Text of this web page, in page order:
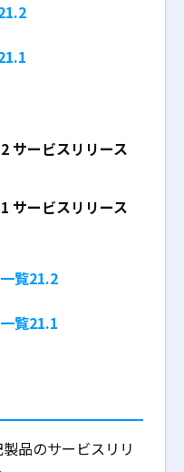
サービスリリース
サービスリリース
覧21.2
覧21.1
品のサービスリリ